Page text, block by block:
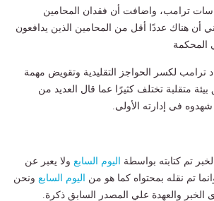
ترامب، واضافت أن فقدان المحامين
أن هناك عددًا أقل من المحامين الذين يدافعون
المحكمة
ترامب لكسر الحواجز التقليدية وتقويض مهمة
بيئة متقلبة تختلف كثيرًا عما قال العديد من
شهدوه فى إدارته الأولى.
تم كتابته بواسطة اليوم السابع ولا يعبر عن
تم نقله بمحتواه كما هو من اليوم السابع ونحن
والعهدة علي المصدر السابق ذكرة.